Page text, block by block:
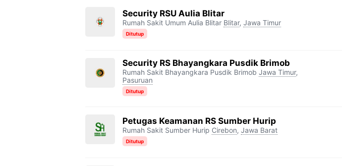
Security RSU Aulia Blitar
Rumah Sakit Umum Aulia Blitar Blitar, Jawa Timur
Ditutup
Security RS Bhayangkara Pusdik Brimob
Rumah Sakit Bhayangkara Pusdik Brimob Jawa Timur,
Pasuruan
Ditutup
Petugas Keamanan RS Sumber Hurip
Rumah Sakit Sumber Hurip Cirebon, Jawa Barat
Ditutup